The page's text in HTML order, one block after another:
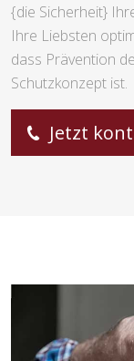
{die Sicherheit}
Ihre Liebsten
dass Prävention
Schutzkonzept ist.
Jetzt